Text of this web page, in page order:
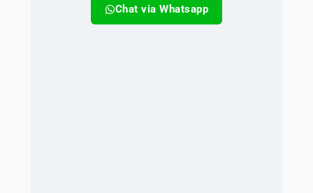
Chat via Whatsapp